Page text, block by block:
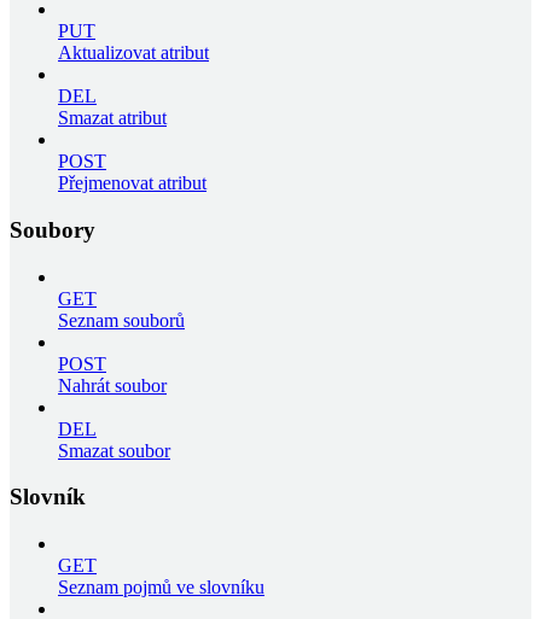
PUT
Aktualizovat atribut
DEL
Smazat atribut
POST
Přejmenovat atribut
Soubory
GET
Seznam souborů
POST
Nahrát soubor
DEL
Smazat soubor
Slovník
GET
Seznam pojmů ve slovníku